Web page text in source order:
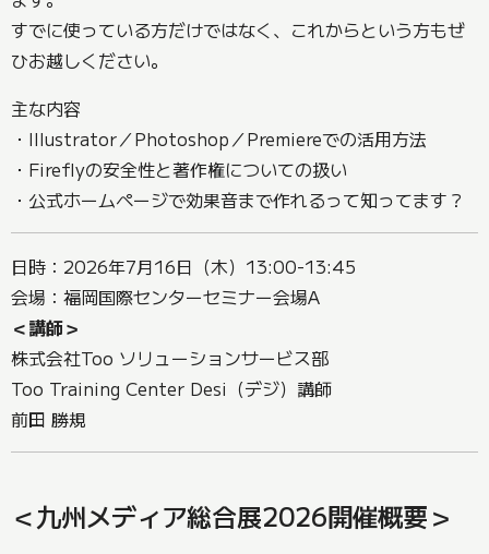
すでに使っている方だけではなく、これからという方もぜ
ひお越しください。
主な内容
・Illustrator／Photoshop／Premiereでの活用方法
・Fireflyの安全性と著作権についての扱い
・公式ホームページで効果音まで作れるって知ってます？
日時：2026年7月16日（木）13:00-13:45
会場：福岡国際センターセミナー会場A
＜講師＞
株式会社Too ソリューションサービス部
Too Training Center Desi（デジ）講師
前田 勝規
＜九州メディア総合展2026開催概要＞